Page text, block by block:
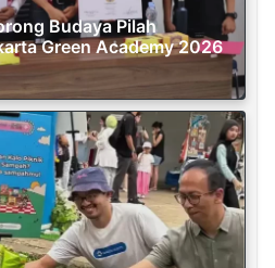
Budaya Pilah
Green Academy 2026